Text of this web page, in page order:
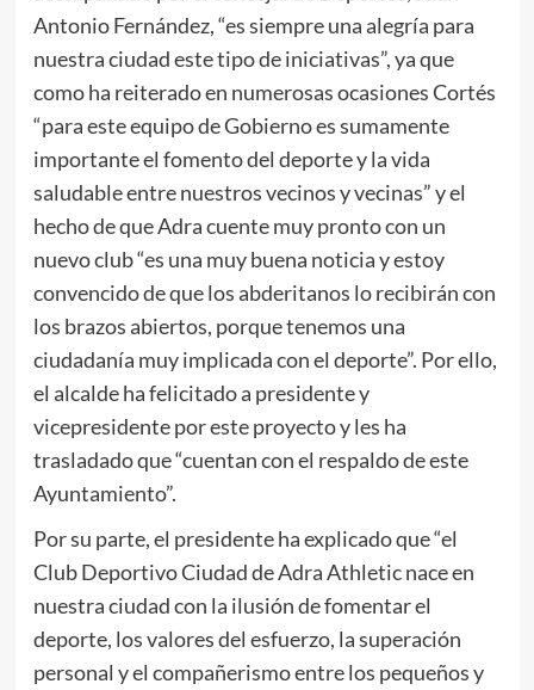
Antonio Fernández, “es siempre una alegría para
nuestra ciudad este tipo de iniciativas”, ya que
como ha reiterado en numerosas ocasiones Cortés
“para este equipo de Gobierno es sumamente
importante el fomento del deporte y la vida
saludable entre nuestros vecinos y vecinas” y el
hecho de que Adra cuente muy pronto con un
nuevo club “es una muy buena noticia y estoy
convencido de que los abderitanos lo recibirán con
los brazos abiertos, porque tenemos una
ciudadanía muy implicada con el deporte”. Por ello,
el alcalde ha felicitado a presidente y
vicepresidente por este proyecto y les ha
trasladado que “cuentan con el respaldo de este
Ayuntamiento”.
Por su parte, el presidente ha explicado que “el
Club Deportivo Ciudad de Adra Athletic nace en
nuestra ciudad con la ilusión de fomentar el
deporte, los valores del esfuerzo, la superación
personal y el compañerismo entre los pequeños y